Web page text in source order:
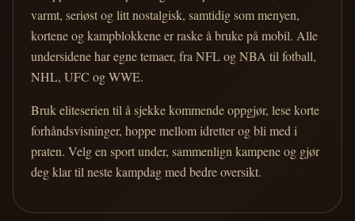
varmt, seriøst og litt nostalgisk, samtidig som menyen,
kortene og kampblokkene er raske å bruke på mobil. Alle
undersidene har egne temaer, fra NFL og NBA til fotball,
NHL, UFC og WWE.
Bruk eliteserien til å sjekke kommende oppgjør, lese korte
forhåndsvisninger, hoppe mellom idretter og bli med i
praten. Velg en sport under, sammenlign kampene og gjør
deg klar til neste kampdag med bedre oversikt.